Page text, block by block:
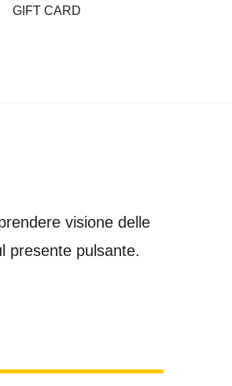
GIFT CARD
visione delle
presente pulsante.